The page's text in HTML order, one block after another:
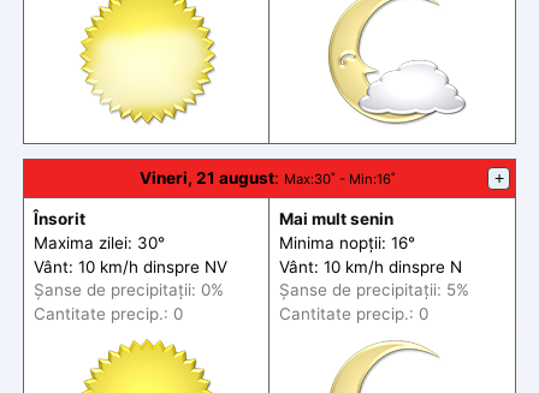
Vineri, 21 august: Max:30˚ - Min:16˚ +
Însorit
Maxima zilei: 30°
Vânt: 10 km/h dinspre NV
Șanse de precipitații: 0%
Cantitate precip.: 0
Mai mult senin
Minima nopții: 16°
Vânt: 10 km/h dinspre N
Șanse de precipitații: 5%
Cantitate precip.: 0